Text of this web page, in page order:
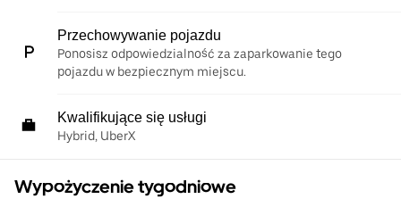
Przechowywanie pojazdu
Ponosisz odpowiedzialność za zaparkowanie tego
pojazdu w bezpiecznym miejscu.
Kwalifikujące się usługi
Hybrid, UberX
Wypożyczenie tygodniowe